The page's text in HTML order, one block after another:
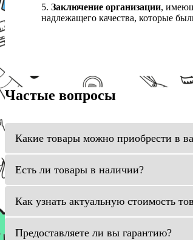
5. Заключение организации,
надлежащего качества, которые
Частые вопросы
Какие товары можно приобрести в
Есть ли товары в наличии?
Как узнать актуальную стоимость
Предоставляете ли вы гарантию?